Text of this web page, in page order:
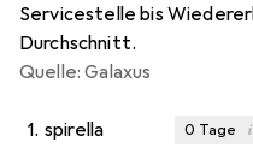
Servicestelle bis
Durchschnitt.
Quelle: Galaxus
1. spirella 0 Tage i